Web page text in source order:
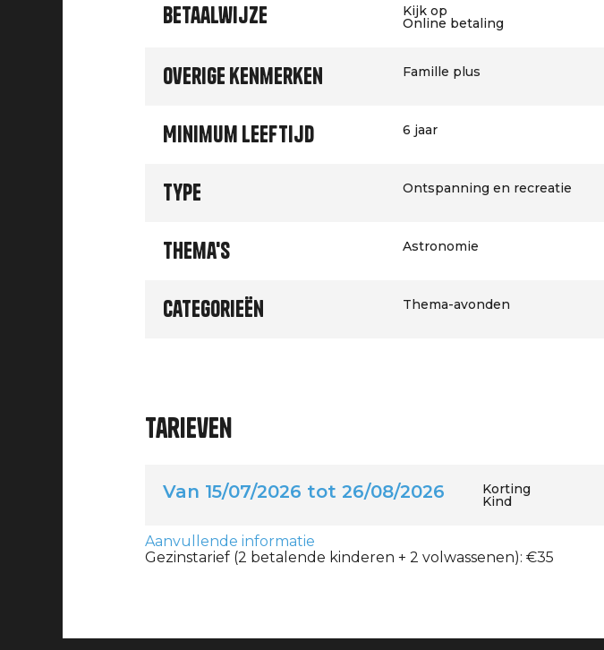
Betaalwijze Kijk op
Online betaling
Overige kenmerken Famille plus
Minimum leeftijd 6 jaar
Type Ontspanning en recreatie
Thema's Astronomie
Categorieën Thema-avonden
Tarieven
Van 15/07/2026 tot 26/08/2026 Korting
Kind
Aanvullende informatie
Gezinstarief (2 betalende kinderen + 2 volwassenen): €35